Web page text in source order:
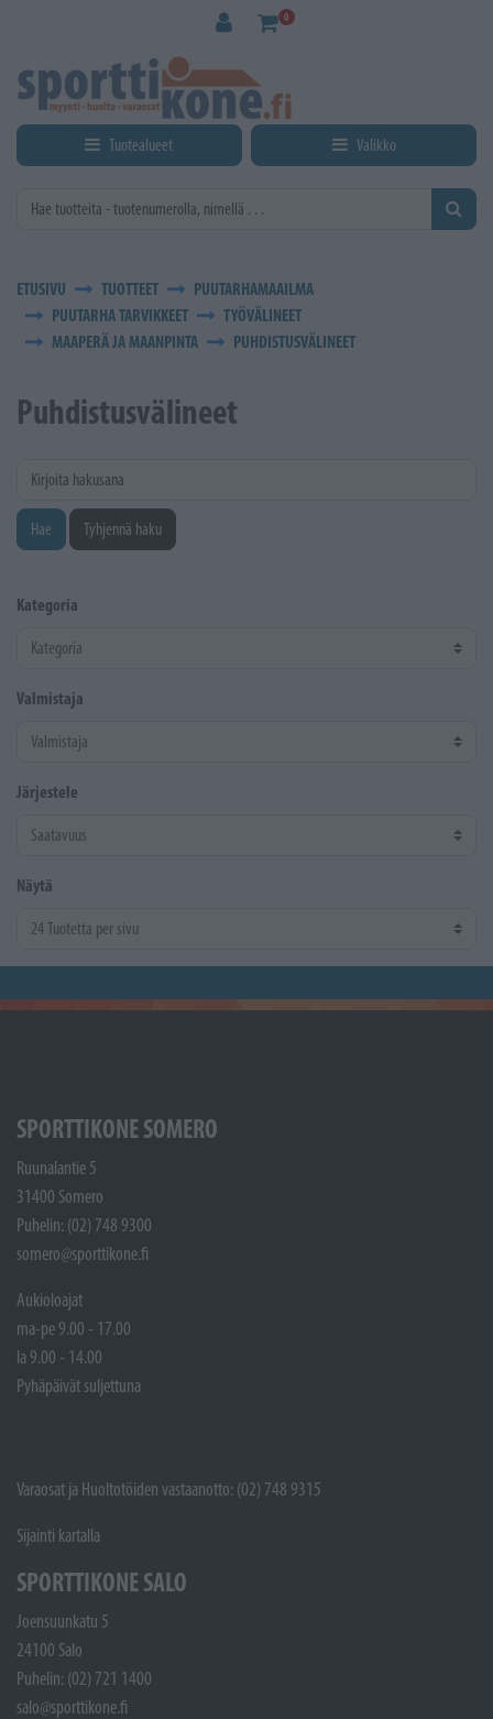
0
Tuotealueet Valikko
ETUSIVU TUOTTEET
PUUTARHAMAAILMA
PUUTARHA TARVIKKEET
TYÖVÄLINEET
MAAPERÄ JA MAANPINTA
PUHDISTUSVÄLINEET
Puhdistusvälineet
Kirjoita hakusana
Hae Tyhjennä haku
Kategoria
Valmistaja
Järjestele
Näytä
SPORTTIKONE SOMERO
Ruunalantie 5
31400 Somero
Puhelin: (02) 748 9300
somero@sporttikone.fi
Aukioloajat
ma-pe 9.00 - 17.00
la 9.00 - 14.00
Pyhäpäivät suljettuna
Varaosat ja Huoltotöiden vastaanotto: (02) 748 9315
Sijainti kartalla
SPORTTIKONE SALO
Joensuunkatu 5
24100 Salo
Puhelin: (02) 721 1400
salo@sporttikone.fi